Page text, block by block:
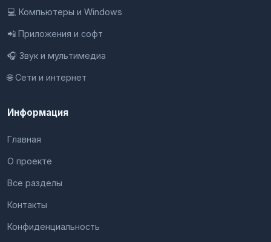
💻 Компьютеры и Windows
📲 Приложения и софт
🎧 Звук и мультимедиа
🌐 Сети и интернет
Информация
Главная
О проекте
Все разделы
Контакты
Конфиденциальность